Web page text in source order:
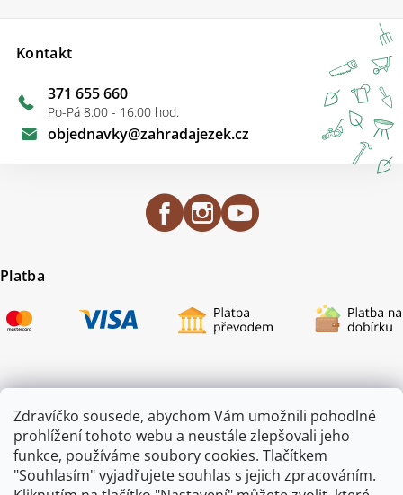
Zdravíčko sousede, abychom Vám umožnili pohodlné
prohlížení tohoto webu a neustále zlepšovali jeho
funkce, používáme soubory cookies. Tlačítkem
"Souhlasím" vyjadřujete souhlas s jejich zpracováním.
Kontakt
objednavky@zahradajezek.cz
371 655 660
Po-Pá 8:00 - 16:00 hod.
Platba
Certifikace